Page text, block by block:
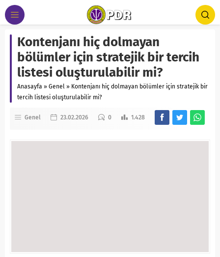
Kontenjanı hiç dolmayan
bölümler için stratejik bir tercih
listesi oluşturulabilir mi?
Anasayfa » Genel » Kontenjanı hiç dolmayan bölümler için stratejik bir
tercih listesi oluşturulabilir mi?
Genel 23.02.2026 0 1.428